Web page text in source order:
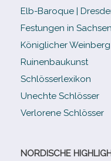
Elb-​Baroque |
Festungen in Sachsen
Königlicher
Ruinenbaukunst
Schlösserlexikon
Unechte Schlösser
Verlorene Schlösser
NORDISCHE